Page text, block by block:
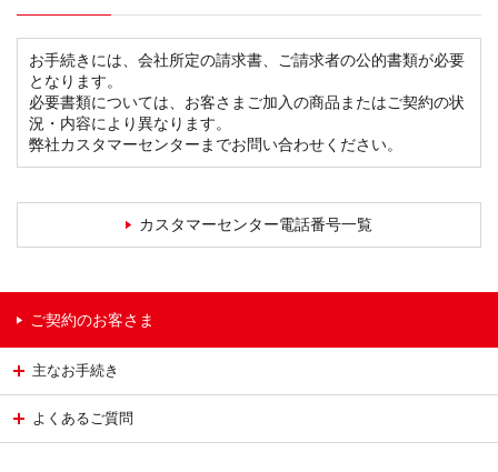
お手続きには、会社所定の請求書、ご請求者の公的書類が必要
となります。
必要書類については、お客さまご加入の商品またはご契約の状
況・内容により異なります。
弊社カスタマーセンターまでお問い合わせください。
カスタマーセンター電話番号一覧
ご契約のお客さま
主なお手続き
よくあるご質問